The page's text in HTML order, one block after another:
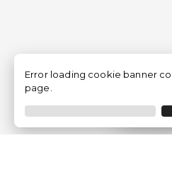
Error loading cookie banner
page.